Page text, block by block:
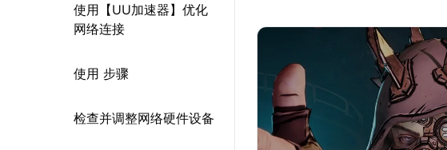
使用【UU加速器】优化
网络连接
使用 步骤
检查并调整网络硬件设备